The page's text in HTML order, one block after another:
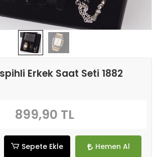
Erkek Saat Seti 1882
899,90 TL
Sepete Ekle Hemen Al